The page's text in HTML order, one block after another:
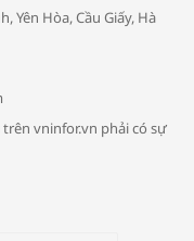
phòng tránh bệnh
thời tiết giao mùa
cho em
Yên Hòa, Cầu Giấy, Hà
vninfor.vn phải có sự